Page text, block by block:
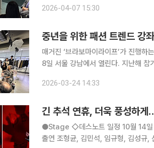
를 채울 예정이다. 참가자
2026-04-07 15:30
중년을 위한 패션 트렌드 강
매거진 ‘브라보마이라이프’가 진행
8일 서울 강남에서 열린다. 지난해 참
이미지에 맞는 스타일을 찾아보는 현
2026-03-24 14:33
긴 추석 연휴, 더욱 풍성하
●Stage ◇데스노트 일정 10월 14일 ~ 2026년 5월 10일 장소 디큐브 링크아트센터 연출 김동연
출연 조형균, 김민석, 임규형, 김성규,